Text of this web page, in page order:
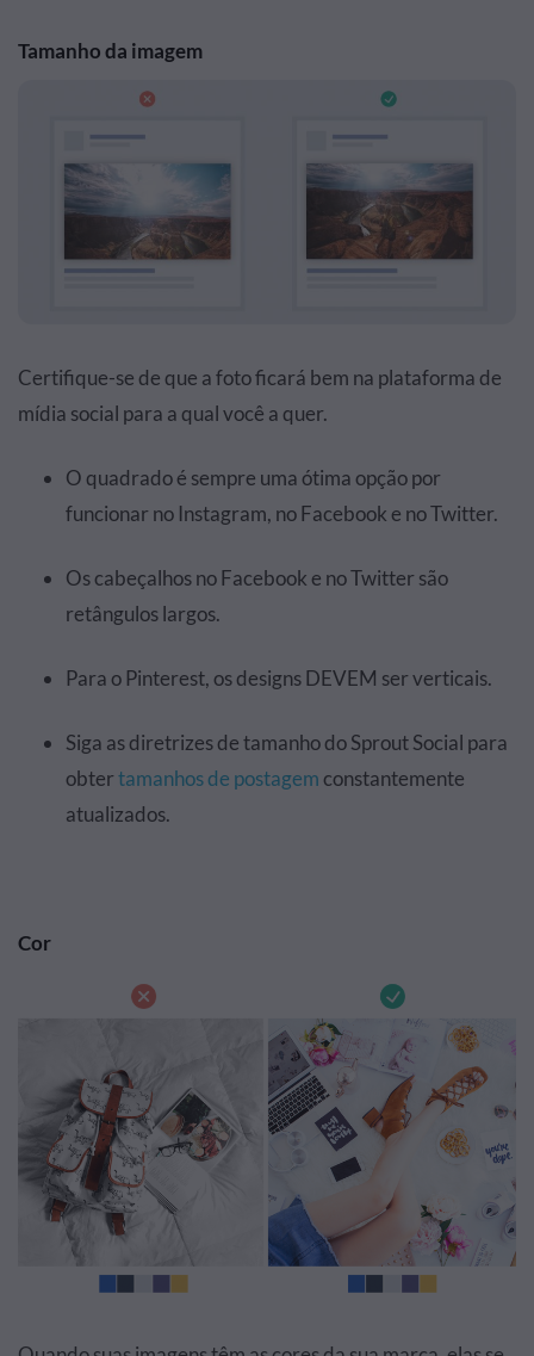
Tamanho da imagem
Certifique-se de que a foto ficará bem na plataforma de
mídia social para a qual você a quer.
O quadrado é sempre uma ótima opção por
funcionar no Instagram, no Facebook e no Twitter.
Os cabeçalhos no Facebook e no Twitter são
retângulos largos.
Para o Pinterest, os designs DEVEM ser verticais.
Siga as diretrizes de tamanho do Sprout Social para
obtertamanhos de postagem constantemente
atualizados.
Cor